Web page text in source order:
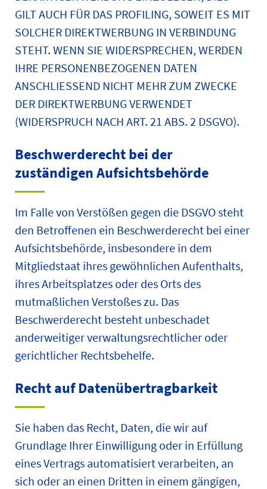
GILT AUCH FÜR DAS PROFILING, SOWEIT ES MIT
SOLCHER DIREKTWERBUNG IN VERBINDUNG
STEHT. WENN SIE WIDERSPRECHEN, WERDEN
IHRE PERSONENBEZOGENEN DATEN
ANSCHLIESSEND NICHT MEHR ZUM ZWECKE
DER DIREKTWERBUNG VERWENDET
(WIDERSPRUCH NACH ART. 21 ABS. 2 DSGVO).
Beschwerde­recht bei der
zuständigen Aufsichts­behörde
Im Falle von Verstößen gegen die DSGVO steht
den Betroffenen ein Beschwerderecht bei einer
Aufsichtsbehörde, insbesondere in dem
Mitgliedstaat ihres gewöhnlichen Aufenthalts,
ihres Arbeitsplatzes oder des Orts des
mutmaßlichen Verstoßes zu. Das
Beschwerderecht besteht unbeschadet
anderweitiger verwaltungsrechtlicher oder
gerichtlicher Rechtsbehelfe.
Recht auf Daten­übertrag­barkeit
Sie haben das Recht, Daten, die wir auf
Grundlage Ihrer Einwilligung oder in Erfüllung
eines Vertrags automatisiert verarbeiten, an
sich oder an einen Dritten in einem gängigen,